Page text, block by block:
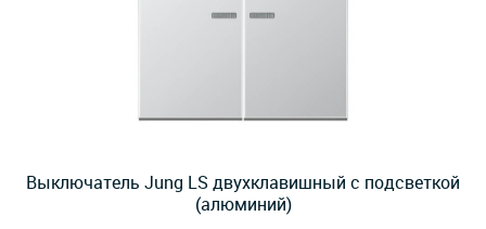
Выключатель Jung LS двухклавишный с подсветкой
(алюминий)